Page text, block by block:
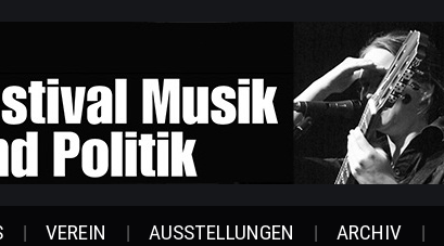
VEREIN AUSSTELLUNGEN ARCHIV